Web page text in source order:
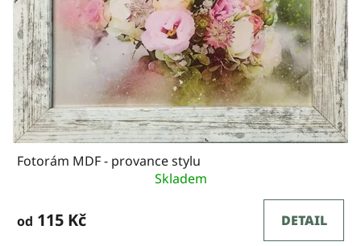
p
r
o
d
u
k
Fotorám MDF - provance stylu
Skladem
od 115 Kč DETAIL